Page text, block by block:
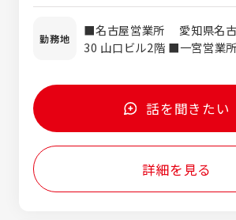
ます。 【試用期間】 有り（3か月） 【やりがい】
経験豊富な方は即戦力として
販売・アフターケア」までを
貫体制のもとで、技術のプロ
を目指しませんか？現場の
理を極める道はもちろん、将
設計、積算、アフターサー
な技術職へキャリアチェン
ィールドをご用意しています。 【分業体
管理技士・二級建築士保持 ・
万円 ※二級施工管理技士・
手当 ・44歳（部長）1050
理技士・二級施工管理技士・
勤務地
■名古屋営業所 愛知県名
30 山口ビル2階 ■一宮営業所 愛知県一宮
話を聞きたい
詳細を見る